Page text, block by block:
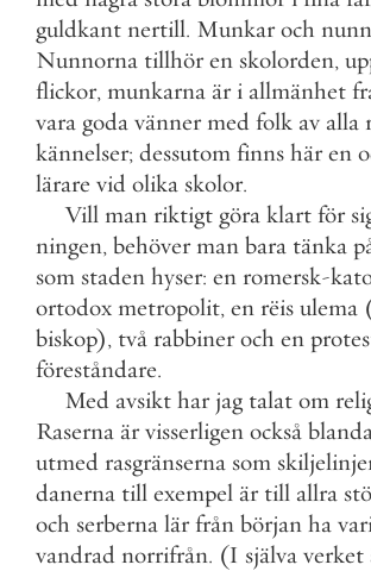
guldkant nertill. Munkar och
Nunnorna tillhör en skolorden,
flickor, munkarna är i allmänhet
vara goda vänner med folk av alla
kännelser; dessutom finns här en
lärare vid olika skolor.
Vill man riktigt göra klart för
ningen, behöver man bara tänka
som staden hyser: en romersk-
ortodox metropolit, en rëis ulema
biskop), två rabbiner och en
föreståndare.
Med avsikt har jag talat om
Raserna är visserligen också
utmed rasgränserna som
danerna till exempel är till allra
och serberna lär från början ha
vandrad norrifrån. (I själva verket